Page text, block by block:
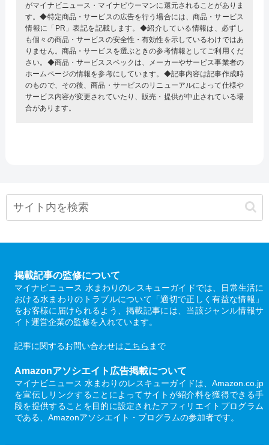
がマイナビニュース・マイナビウーマンに還元されることがありま
す。◆特定商品・サービスの広告を行う場合には、商品・サービス
情報に「PR」表記を記載します。◆紹介している情報は、必ずし
も個々の商品・サービスの安全性・有効性を示しているわけではあ
りません。商品・サービスを選ぶときの参考情報としてご利用くだ
さい。◆商品・サービススペックは、メーカーやサービス事業者の
ホームページの情報を参考にしています。◆記事内容は記事作成時
のもので、その後、商品・サービスのリニューアルによって仕様や
サービス内容が変更されていたり、販売・提供が中止されている場
合があります。
掲載記事の監修について
マイナビニュース 水まわりのレスキューガイドでは、日常生活に
おける水まわりのトラブルについて「適切で正しく有益な情報」
をお客様に届けられるよう、掲載記事には、当該ジャンル情報サ
イト運営企業の監修を入れています。
記事に関するお問い合わせはこちら まで
Amazonアソシエイト広告掲載について
マイナビニュース 水まわりのレスキューガイドは、Amazon.co.jp
を宣伝しリンクすることによってサイトが紹介料を獲得できる手
段を提供することを目的に設定されたアフィリエイトプログラム
である、Amazonアソシエイト・プログラムの参加者です。